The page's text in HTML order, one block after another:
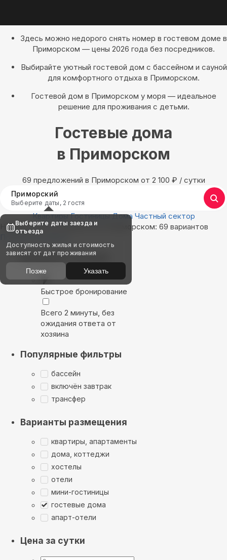
Здесь можно недорого снять номер в гостевом доме в
Приморском — цены 2026 года без посредников.
Выбирайте уютный гостевой дом с бассейном и сауной
для комфортного отдыха в Приморском.
Гостевой дом в Приморском у моря — идеальное
решение для проживания с детьми.
Гостевые дома
в Приморском
69 предложений в Приморском oт 2 100 ₽ / сутки
Приморский
Выберите даты, 2 гостя
Квартиры Гостиницы Дома Частный сектор
Найдём, где остановиться в Приморском: 69 вариантов
Показать на карте
Выбирайте лучшее
Быстрое бронирование
Всего 2 минуты, без
ожидания ответа от
хозяина
Популярные фильтры
бассейн
включён завтрак
трансфер
Варианты размещения
квартиры, апартаменты
дома, коттеджи
хостелы
отели
мини-гостиницы
гостевые дома
апарт-отели
Цена за сутки
Выберите даты заезда и
отъезда
Доступность жилья и стоимость
зависят от дат проживания
Позже Указать